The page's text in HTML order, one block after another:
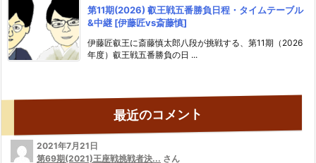
第11期(2026) 叡王戦五番勝負日程・タイムテーブル
&中継 [伊藤匠vs斎藤慎]
伊藤匠叡王に斎藤慎太郎八段が挑戦する、第11期（2026
年度）叡王戦五番勝負の日 ...
最近のコメント
2021年7月21日
第69期(2021)王座戦挑戦者決... さん